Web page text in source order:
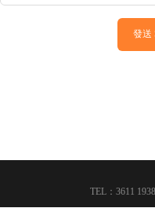
發送
TEL：3611